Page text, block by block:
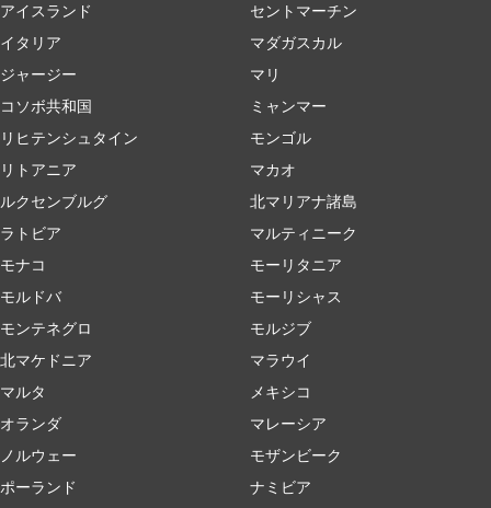
アイスランド
イタリア
ジャージー
コソボ共和国
リヒテンシュタイン
リトアニア
ルクセンブルグ
ラトビア
モナコ
モルドバ
モンテネグロ
北マケドニア
マルタ
オランダ
ノルウェー
ポーランド
セントマーチン
マダガスカル
マリ
ミャンマー
モンゴル
マカオ
北マリアナ諸島
マルティニーク
モーリタニア
モーリシャス
モルジブ
マラウイ
メキシコ
マレーシア
モザンビーク
ナミビア